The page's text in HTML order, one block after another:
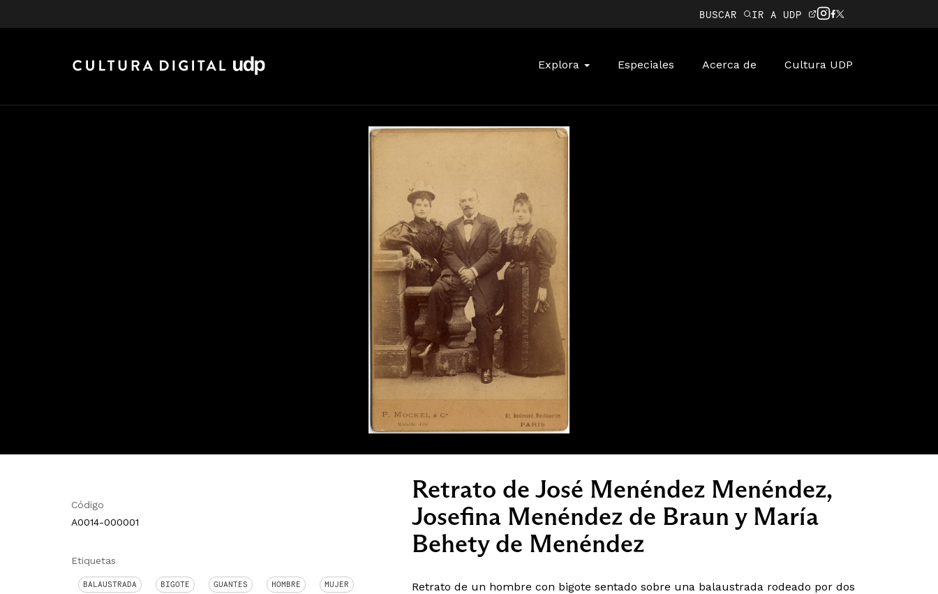
BUSCAR IR A UDP
Explora Especiales Acerca de Cultura UDP
Código
A0014-000001
Etiquetas
BALAUSTRADA BIGOTE GUANTES HOMBRE MUJER
Retrato de José Menéndez Menéndez,
Josefina Menéndez de Braun y María
Behety de Menéndez
Retrato de un hombre con bigote sentado sobre una balaustrada rodeado por dos